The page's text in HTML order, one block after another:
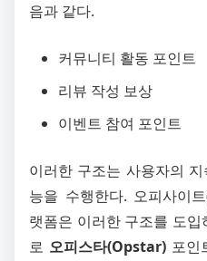
음과 같다.
커뮤니티 활동 포인트
리뷰 작성 보상
이벤트 참여 포인트
이러한 구조는 사용자의
능을 수행한다. 오피사이
랫폼은 이러한 구조를 도
로 오피스타(Opstar) 포인